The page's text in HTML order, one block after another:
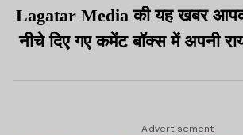
Lagatar Mediaकी यह खबर
नीचे दिए गए कमेंट बॉक्स में अपनी
Advertisement